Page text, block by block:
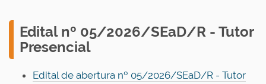
Edital nº 05/2026/SEaD/R - Tutor
Presencial
Edital de abertura nº 05/2026/SEaD/R - Tutor